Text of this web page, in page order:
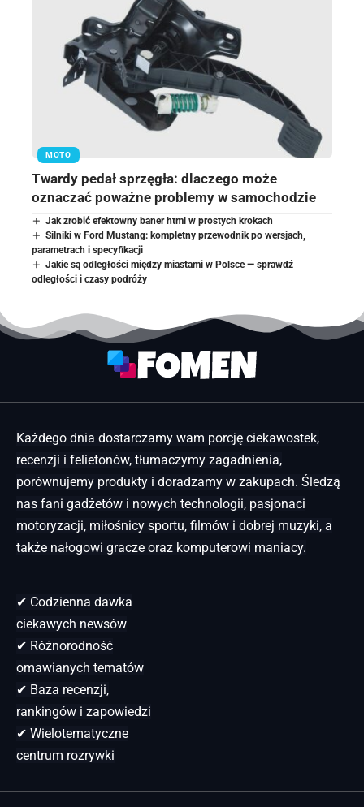
MOTO
Twardy pedał sprzęgła: dlaczego może
oznaczać poważne problemy w samochodzie
Jak zrobić efektowny baner html w prostych krokach
Silniki w Ford Mustang: kompletny przewodnik po wersjach,
parametrach i specyfikacji
Jakie są odległości między miastami w Polsce — sprawdź
odległości i czasy podróży
Każdego dnia dostarczamy wam porcję ciekawostek,
recenzji i felietonów, tłumaczymy zagadnienia,
porównujemy produkty i doradzamy w zakupach. Śledzą
nas fani gadżetów i nowych technologii, pasjonaci
motoryzacji, miłośnicy sportu, filmów i dobrej muzyki, a
także nałogowi gracze oraz komputerowi maniacy.
✔ Codzienna dawka
ciekawych newsów
✔ Różnorodność
omawianych tematów
✔ Baza recenzji,
rankingów i zapowiedzi
✔ Wielotematyczne
centrum rozrywki